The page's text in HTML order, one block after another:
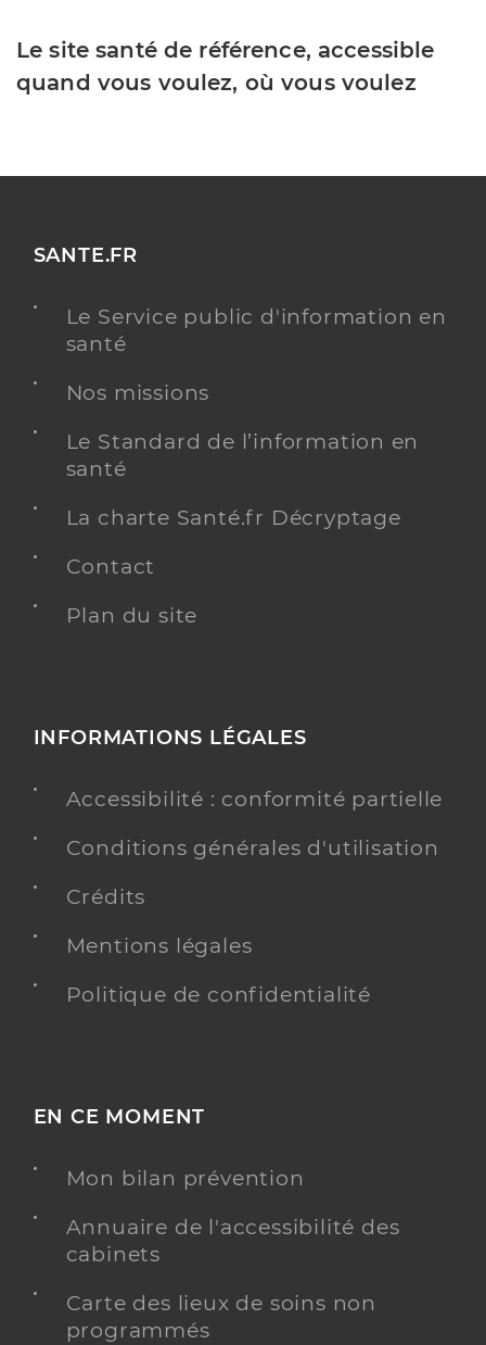
Le site santé de référence, accessible
quand vous voulez, où vous voulez
SANTE.FR
Le Service public d'information en
santé
Nos missions
Le Standard de l’information en
santé
La charte Santé.fr Décryptage
Contact
Plan du site
INFORMATIONS LÉGALES
Accessibilité : conformité partielle
Conditions générales d'utilisation
Crédits
Mentions légales
Politique de confidentialité
EN CE MOMENT
Mon bilan prévention
Annuaire de l'accessibilité des
cabinets
Carte des lieux de soins non
programmés